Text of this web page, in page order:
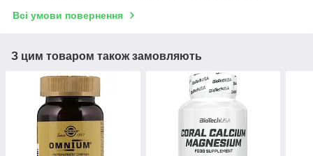
Всі умови повернення
З цим товаром також замовляють